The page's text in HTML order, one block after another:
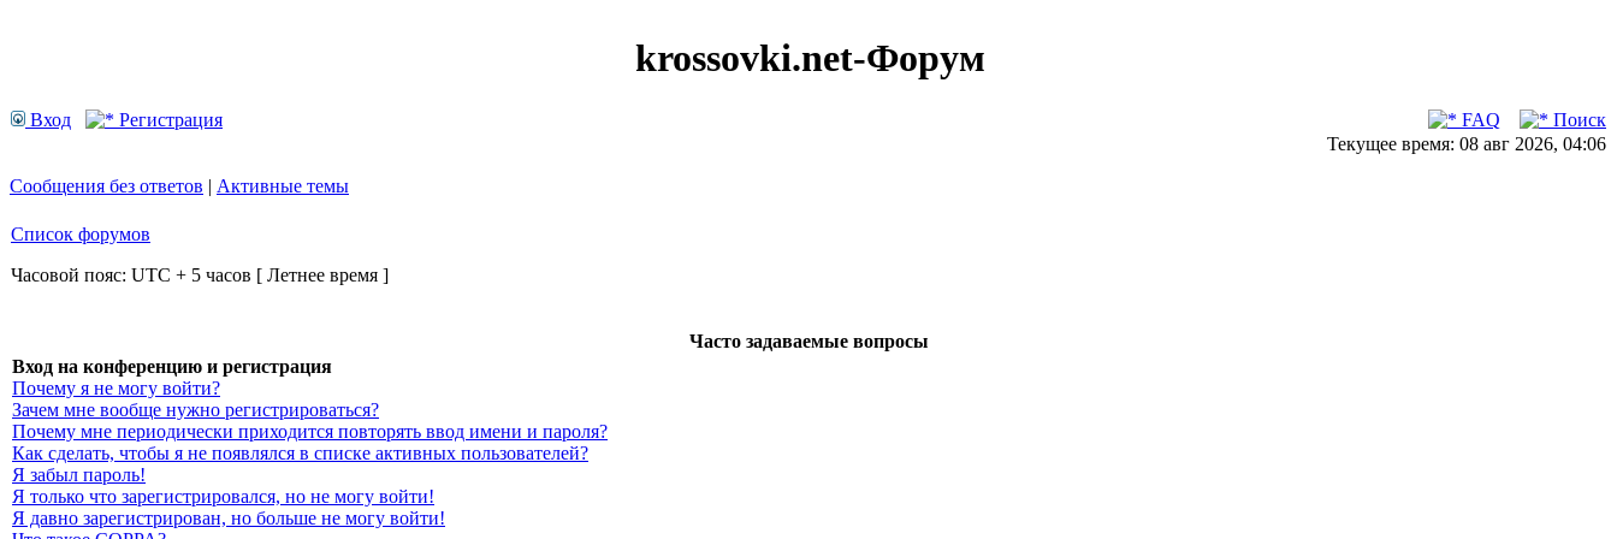
krossovki.net-Форум
Вход Регистрация FAQ
Поиск
Текущее время: 08 авг 2026, 04:06
Сообщения без ответов | Активные темы
Список форумов
Часовой пояс: UTC + 5 часов [ Летнее время ]
Часто задаваемые вопросы
Вход на конференцию и регистрация
Почему я не могу войти?
Зачем мне вообще нужно регистрироваться?
Почему мне периодически приходится повторять ввод имени и пароля?
Как сделать, чтобы я не появлялся в списке активных пользователей?
Я забыл пароль!
Я только что зарегистрировался, но не могу войти!
Я давно зарегистрирован, но больше не могу войти!